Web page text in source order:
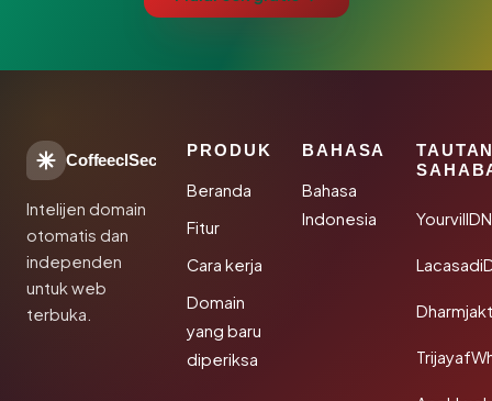
CoffeeclSec
Intelijen domain
otomatis dan
independen
untuk web
terbuka.
PRODUK
Beranda
Fitur
Cara kerja
Domain
yang baru
diperiksa
BAHASA
Bahasa
Indonesia